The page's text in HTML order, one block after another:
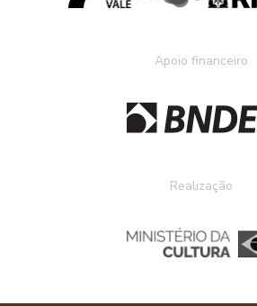
Apoio financeiro
Realização